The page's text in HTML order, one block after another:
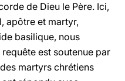
de Dieu le Père. Ici,
apôtre et martyr,
basilique, nous
est soutenue par
martyrs chrétiens